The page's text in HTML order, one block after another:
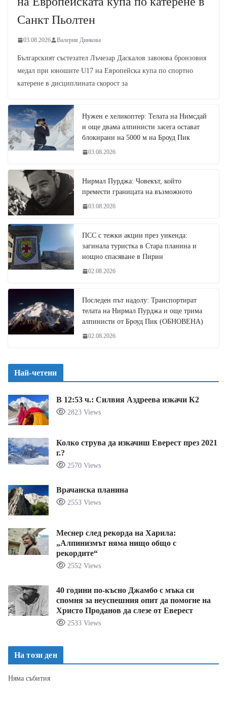
Санкт Пьолтен
03.08.2026 Валерия Динкова
Българският състезател Лъчезар Даскалов завоюва бронзовия
медал при юношите U17 на Европейска купа по спортно
катерене в дисциплината скорост за
Нужен е хеликоптер: Телата на Нимсдай
и още двама алпинисти засега остават
блокирани на 5000 м на Броуд Пик
03.08.2026
Нирмал Пурджа: Човекът, който
премести границата на възможното
03.08.2026
ПСС с тежки акции през уикенда:
загинала туристка в Стара планина и
нощно спасяване в Пирин
02.08.2026
Последен път надолу: Транспортират
телата на Нирмал Пурджа и още трима
алпинисти от Броуд Пик (ОБНОВЕНА)
02.08.2026
Най-четени
В 12:53 ч.: Силвия Аздреева изкачи К2
2823 Views
Колко струва да изкачиш Еверест през 2021
г.?
2570 Views
Врачанска планина
2553 Views
Меснер след рекорда на Харила:
„Алпинизмът няма нищо общо с
рекордите“
2552 Views
40 години по-късно Джамбо с мъка си
спомня за неуспешния опит да помогне на
Христо Проданов да слезе от Еверест
2533 Views
На този ден
Няма събития